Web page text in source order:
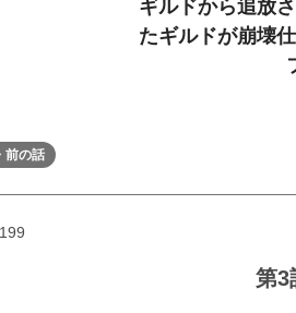
U
n
m
ギルドから追放
たギルドが崩壊
前の話
第3